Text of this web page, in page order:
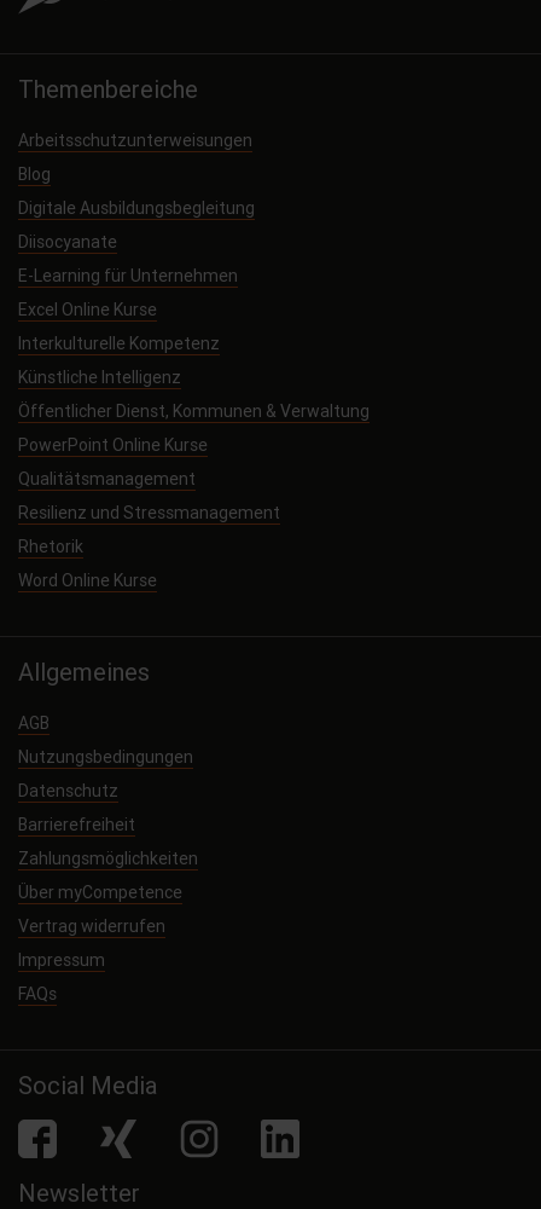
Themenbereiche
Arbeitsschutzunterweisungen
Blog
Digitale Ausbildungsbegleitung
Diisocyanate
E-Learning für Unternehmen
Excel Online Kurse
Interkulturelle Kompetenz
Künstliche Intelligenz
Öffentlicher Dienst, Kommunen & Verwaltung
PowerPoint Online Kurse
Qualitätsmanagement
Resilienz und Stressmanagement
Rhetorik
Word Online Kurse
Allgemeines
AGB
Nutzungsbedingungen
Datenschutz
Barrierefreiheit
Zahlungsmöglichkeiten
Über myCompetence
Vertrag widerrufen
Impressum
FAQs
Social Media
facebook Xing Instagram LinkedIn
Newsletter